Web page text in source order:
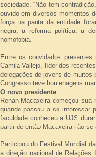
sociedade. “Não tem
ouvido em diversos momentos
força na pauta da entidade
negra, a reforma política, a
homofobia.
Entre os convidados
Camila Vallejo, líder dos
delegações de jovens de muitos
Congresso teve homenagens
O novo presidente
Renan Macaxeira começou sua
quando passou a se interessar
faculdade conheceu a UJS
partir de então Macaxeira não se
Participou do Festival Mundial
a direção nacional de Relações